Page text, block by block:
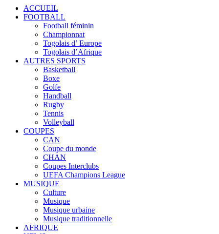
ACCUEIL
FOOTBALL
Football féminin
Championnat
Togolais d’ Europe
Togolais d’Afrique
AUTRES SPORTS
Basketball
Boxe
Golfe
Handball
Rugby
Tennis
Volleyball
COUPES
CAN
Coupe du monde
CHAN
Coupes Interclubs
UEFA Champions League
MUSIQUE
Culture
Musique
Musique urbaine
Musique traditionnelle
AFRIQUE